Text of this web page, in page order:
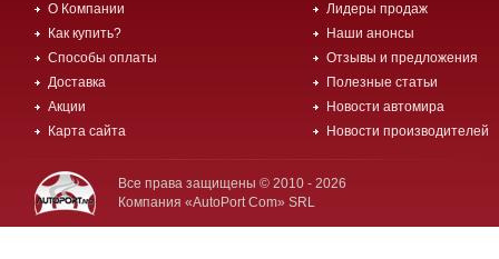
О Компании
Как купить?
Способы оплаты
Доставка
Акции
Карта сайта
Лидеры продаж
Наши анонсы
Отзывы и предложения
Полезные статьи
Новости автомира
Новости производителей
Все права защищены © 2010 - 2026
Компания «AutoPort Com» SRL